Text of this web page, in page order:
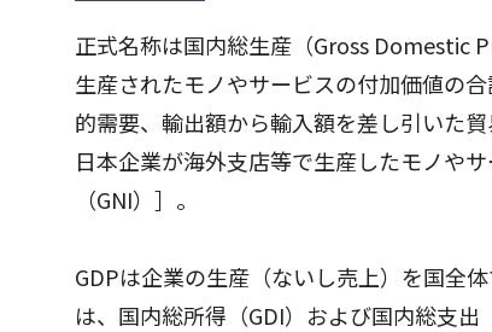
正式名称は国内総生産（Gross Domestic
生産されたモノやサービスの付加価値の
的需要、輸出額から輸入額を差し引いた
日本企業が海外支店等で生産したモノや
（GNI）］。
GDPは企業の生産（ないし売上）を国全
は、国内総所得（GDI）および国内総支出